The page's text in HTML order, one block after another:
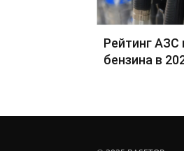
Рейтинг АЗС
бензина в